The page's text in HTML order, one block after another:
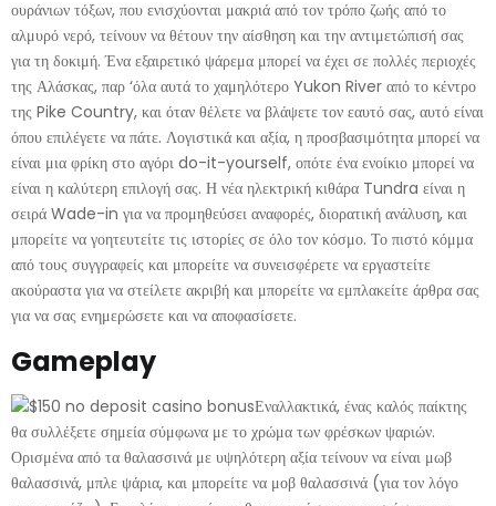
ουράνιων τόξων, που ενισχύονται μακριά από τον τρόπο ζωής από το
αλμυρό νερό, τείνουν να θέτουν την αίσθηση και την αντιμετώπισή σας
για τη δοκιμή. Ένα εξαιρετικό ψάρεμα μπορεί να έχει σε πολλές περιοχές
της Αλάσκας, παρ ‘όλα αυτά το χαμηλότερο Yukon River από το κέντρο
της Pike Country, και όταν θέλετε να βλάψετε τον εαυτό σας, αυτό είναι
όπου επιλέγετε να πάτε. Λογιστικά και αξία, η προσβασιμότητα μπορεί να
είναι μια φρίκη στο αγόρι do-it-yourself, οπότε ένα ενοίκιο μπορεί να
είναι η καλύτερη επιλογή σας. Η νέα ηλεκτρική κιθάρα Tundra είναι η
σειρά Wade-in για να προμηθεύσει αναφορές, διορατική ανάλυση, και
μπορείτε να γοητευτείτε τις ιστορίες σε όλο τον κόσμο. Το πιστό κόμμα
από τους συγγραφείς και μπορείτε να συνεισφέρετε να εργαστείτε
ακούραστα για να στείλετε ακριβή και μπορείτε να εμπλακείτε άρθρα σας
για να σας ενημερώσετε και να αποφασίσετε.
Gameplay
Εναλλακτικά, ένας καλός παίκτης
θα συλλέξετε σημεία σύμφωνα με το χρώμα των φρέσκων ψαριών.
Ορισμένα από τα θαλασσινά με υψηλότερη αξία τείνουν να είναι μωβ
θαλασσινά, μπλε ψάρια, και μπορείτε να μοβ θαλασσινά (για τον λόγο